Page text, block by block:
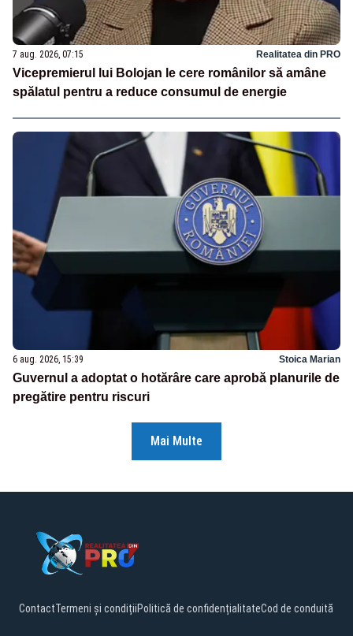
7 aug. 2026, 07:15 Realitatea din PRO
Vicepremierul lui Bolojan le cere românilor să amâne
spălatul pentru a reduce consumul de energie
6 aug. 2026, 15:39 Stoica Marian
Guvernul a adoptat o hotărâre care aprobă planurile de
pregătire pentru riscuri
Mai Multe
ContactTermeni și condițiiPolitică de confidențialitateCod de conduită